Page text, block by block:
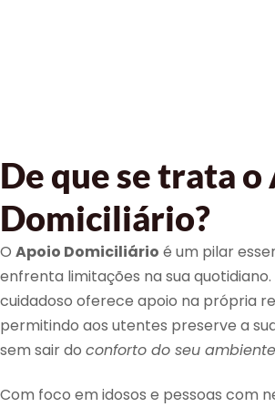
De que se trata
Domiciliário?
O Apoio Domiciliário é um pilar
enfrenta limitações na sua quotidiano.
cuidadoso oferece apoio na própria
permitindo aos utentes preserve a
sem sair do conforto do seu
Com foco em idosos e pessoas com